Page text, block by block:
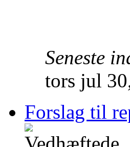
Seneste
tors jul
Forslag til